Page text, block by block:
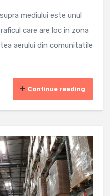
mediului este unul
care are loc in zona
aerului din comunitatile
Continue reading